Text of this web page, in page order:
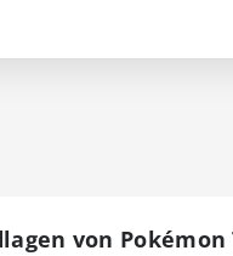
von Pokémon